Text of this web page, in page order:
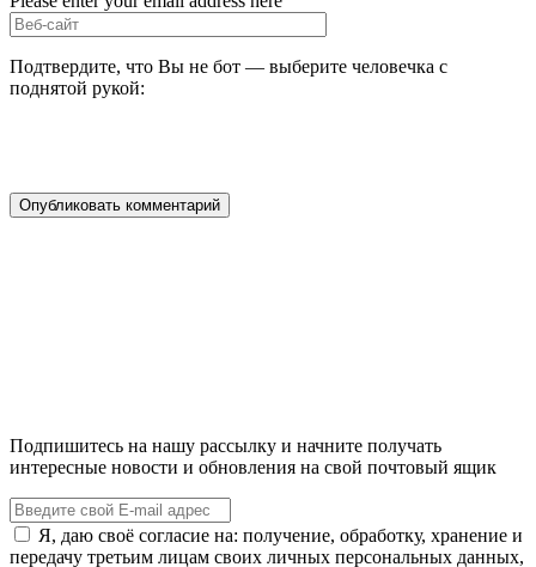
Подтвердите, что Вы не бот — выберите человечка с
поднятой рукой:
Подпишитесь на нашу рассылку и начните получать
интересные новости и обновления на свой почтовый ящик
Я, даю своё согласие на: получение, обработку, хранение и
передачу третьим лицам своих личных персональных данных,